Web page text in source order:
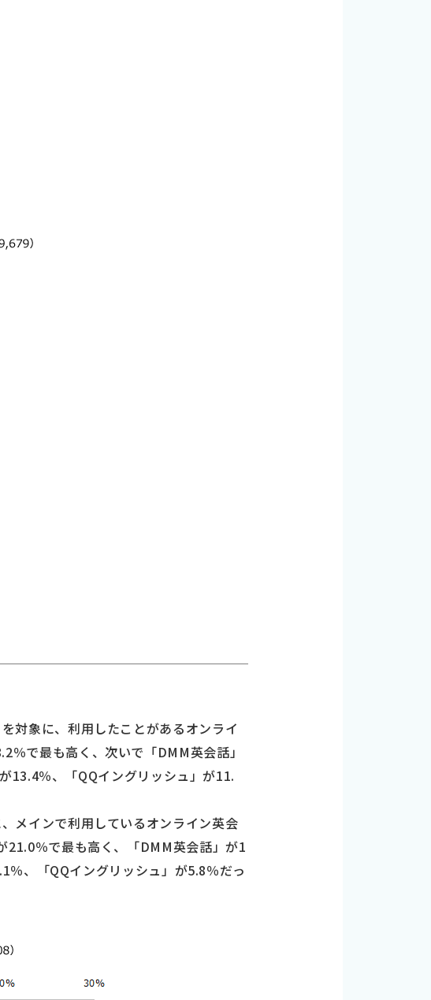
対象に、利用したことがあるオンライ
％で最も高く、次いで「DMM英会話」
13.4％、「QQイングリッシュ」が11.
メインで利用しているオンライン英会
21.0％で最も高く、「DMM英会話」が1
％、「QQイングリッシュ」が5.8％だっ